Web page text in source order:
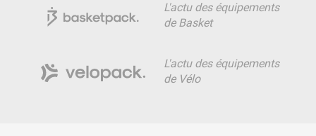
L'actu des équipements
de Basket
L'actu des équipements
de Vélo